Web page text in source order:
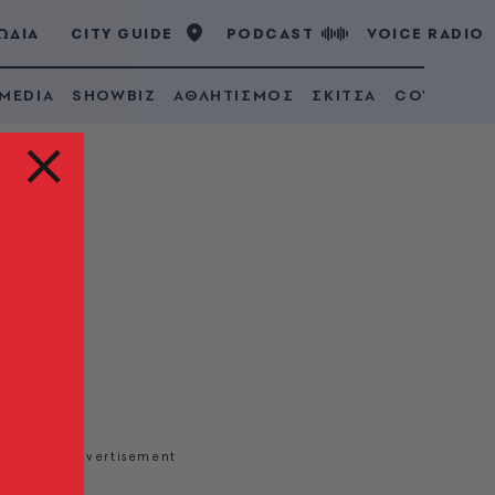
CITY GUIDE PODCAST VOICE RADIO
SHOWBIZ ΑΘΛΗΤΙΣΜΟΣ ΣΚΙΤΣΑ COVID 19